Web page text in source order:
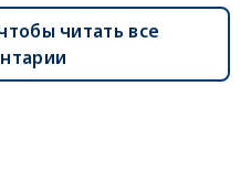
читать все